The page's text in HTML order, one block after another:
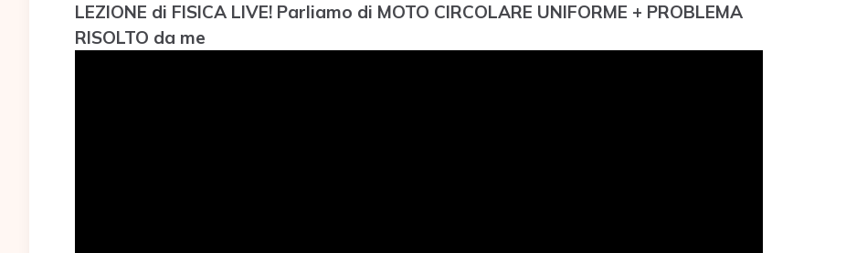
LEZIONE di FISICA LIVE! Parliamo di MOTO CIRCOLARE UNIFORME + PROBLEMA
RISOLTO da me